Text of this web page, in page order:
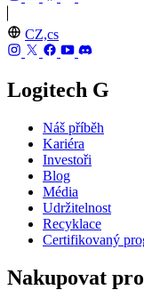
CZ,cs
Logitech G
Náš příběh
Kariéra
Investoři
Blog
Média
Udržitelnost
Recyklace
Certifikovaný
Nakupovat